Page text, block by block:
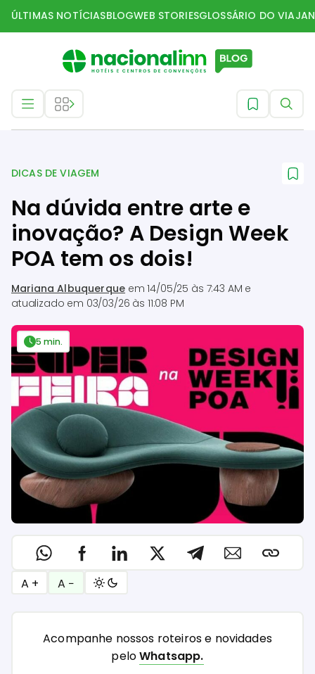
ÚLTIMAS NOTÍCIASBLOGWEB STORIESGLOSSÁRIO DO
DICAS DE VIAGEM
Na dúvida entre arte e
inovação? A Design Week
POA tem os dois!
Mariana Albuquerque em14/05/25 às 7:43 AM e
atualizado em 03/03/26 às 11:08 PM
5 min.
A + A −
Acompanhe nossos roteiros e novidades
peloWhatsapp.